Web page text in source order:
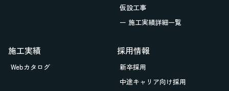
仮設工事
ー 施工実績詳細一覧
施工実績
Webカタログ
採用情報
新卒採用
中途キャリア向け採用